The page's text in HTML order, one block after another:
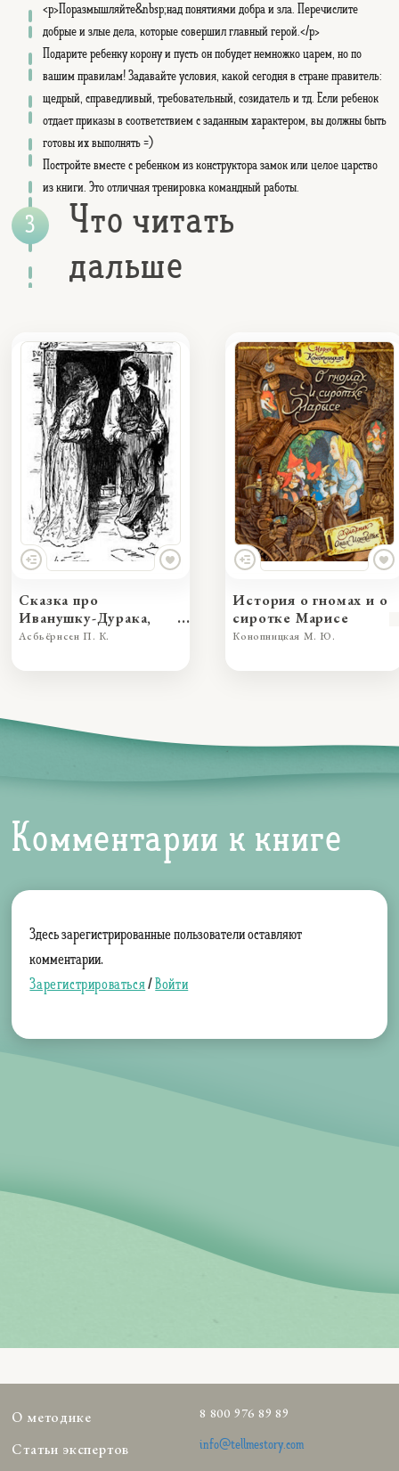
<p>Поразмышляйте&nbsp;над понятиями добра и зла. Перечислите
добрые и злые дела, которые совершил главный герой.</p>
Подарите ребенку корону и пусть он побудет немножко царем, но по
вашим правилам! Задавайте условия, какой сегодня в стране правитель:
щедрый, справедливый, требовательный, созидатель и тд. Если ребенок
отдает приказы в соответствием с заданным характером, вы должны быть
готовы их выполнять =)
Постройте вместе с ребенком из конструктора замок или целое царство
из книги. Это отличная тренировка командный работы.
Что читать
дальше
Сказка про
Иванушку-Дурака,
превзошедшего во
Асбьёрнсен П. К.
История о гномах и о
сиротке Марисе
Конопницкая М. Ю.
Комментарии к книге
Здесь зарегистрированные пользователи оставляют
комментарии.
Зарегистрироваться/Войти
О методике
Статьи экспертов
8 800 976 89 89
info@tellmestory.com